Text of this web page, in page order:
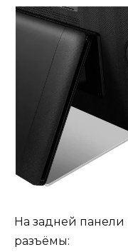
На задней
разъёмы: